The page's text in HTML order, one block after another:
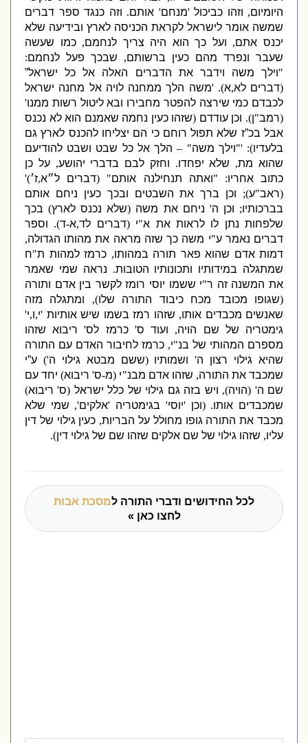
היומיום,וזהו כביכול'מנחם'אותם.וזה כנגד ספר דברים
שמשה אומר לישראל לקראת הכניסה לארץ ובידיעה שלא
יכנס אתם,ועל כך הוא היה צריך לנחמם,כמו שעשה
שעבר ונפרד מהם כעין ברשותם,שבכך פעל לנחמם:
וילך משה וידבר את הדברים האלה אל כל ישראל”
דברים לא,א)
.
'משה הלך ממחנה לויה אל מחנה ישראל
לכבדם כמי שירצה להפטר מחבירו ובא ליטול רשות ממנו'
רמב"ן).וכן עודדם(שזהו כעין נחמה שאמנם הוא לא נכנס
אבל בכ”ז שלא תפול רוחם כי הם יצליחו להכנס לארץ גם
בלעדיו): '" וילך משה" – הלך אל כל שבט ושבט להודיעם
שהוא מת,שלא יפחדו.וחזק לבם בדברי יהושע,על כן
כתוב אחריו: " ואתה תנחילנה אותם" ( דברים ל״א,ז׳)'
ראב"ע);וכן ברך את השבטים ובכך כעין ניחם אותם
בברכותיו;וכן ה 'ניחם את משה(שלא נכנס לארץ)בכך
שלפחות נתן לו לראות את א "י(דברים לד,א-ד).וספר
דברים נאמר ע"י משה כך שזה מראה את מהותו הגדולה,
דמות אדם שהוא פאר תורה במהותו,כרמז למהות ת "ח
שמתגלה במידותיו ותכונותיו הטובות.נראה שמי שאמר
את המשנה זה ר י ששמו יוסי רומז לקשר בין אדם ותורה
שגופו מכובד מכח כיבוד התורה שלו),ומתגלה מזה
שאנשים מכבדים אותו,שזהו רמז בשמו שיש אותיות'י,
,י'
גימטריה של שם הויה,ועוד ס 'כרמז לס'ריבוא שזהו
מספרם המהותי של בנ "י,כרמז לחיבור האדם עם התורה
שהיא גילוי רצון ה
'ושמותיו(ששם מבטא גילוי ה ')ע”י
שמכבד את התורה,שזהו אדם מבנ"י(מ-ס'ריבוא)יחד עם
שם ה ' (הויה),ויש בזה גם גילוי של כלל ישראל(ס'ריבוא)
שמכבדים אותו. (וכן'יוסי'בגימטריה'אלקים',שמי שלא
מכבד את התורה גופו מחולל על הבריות,כעין גילוי של דין
עליו,שזהו גילוי של שם אלקים שזהו שם של גילוי דין).
לכל החידושים ודברי התורה למסכת אבות
לחצו כאן »